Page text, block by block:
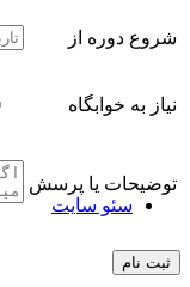
سئو سایت
شروع دوره از
نیاز به خوابگاه
توضیحات یا پرسش